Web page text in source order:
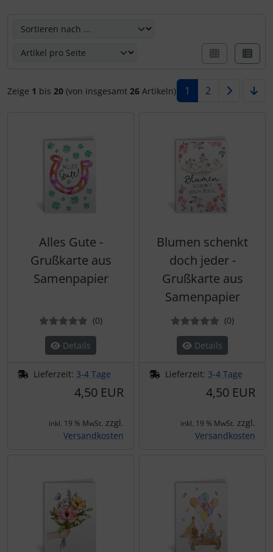
Zeige 1 bis20 (von insgesamt26 Artikeln) 1 2
Alles Gute -
Grußkarte aus
Samenpapier
(0Bewertungen
)
Details
Lieferzeit: 3-4 Tage
4,50 EUR
inkl. 19 % MwSt. zzgl.
Versandkosten
Blumen schenkt
doch jeder -
Grußkarte aus
Samenpapier
(0)
Details
Lieferzeit: 3-4 Tage
4,50 EUR
inkl. 19 % MwSt. zzgl.
Versandkosten
Kalender 2027 - Organizer / Planer
Postkarten - Tiere, Natur, Landschaften
Postkarten - Retro / Vintage
Postkarten - Hochzeit / Geburt / Genesung
Postkarten - Ostern
Postkarten - Sonstiges